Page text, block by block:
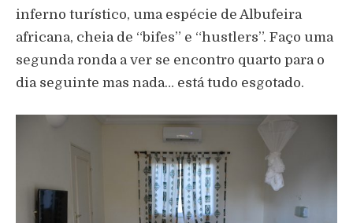
inferno turístico, uma espécie de Albufeira
africana, cheia de “bifes” e “hustlers”. Faço uma
segunda ronda a ver se encontro quarto para o
dia seguinte mas nada… está tudo esgotado.